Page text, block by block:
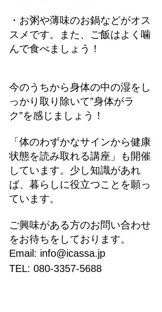
・お粥や薄味のお鍋などがオス
スメです。また、ご飯はよく噛
んで食べましょう！
今のうちから身体の中の湿をし
っかり取り除いて”身体がラ
ク”を感じましょう！
「体のわずかなサインから健康
状態を読み取れる講座」も開催
しています。少し知識があれ
ば、暮らしに役立つことを願っ
ています。
ご興味がある方のお問い合わせ
をお待ちをしております。
Email: info@icassa.jp
TEL: 080-3357-5688